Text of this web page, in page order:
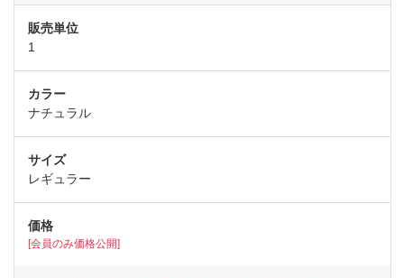
1
ナチュラル
レギュラー
[会員のみ価格公開]